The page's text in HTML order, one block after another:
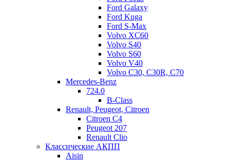
Ford Galaxy
Ford Kuga
Ford S-Max
Volvo XC60
Volvo S40
Volvo S60
Volvo V40
Volvo C30, C30R, C70
Mercedes-Benz
724.0
B-Class
Renault, Peugeot, Citroen
Citroen C4
Peugeot 207
Renault Clio
Классические АКПП
Aisin
«автомат» производства Mitsubishi. Индекс V в начале, это у
23.10.2023 0